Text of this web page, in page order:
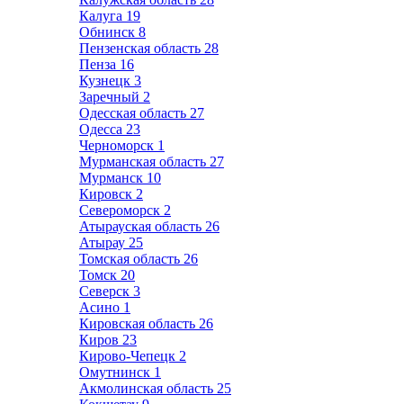
Калуга 19
Обнинск 8
Пензенская область 28
Пенза 16
Кузнецк 3
Заречный 2
Одесская область 27
Одесса 23
Черноморск 1
Мурманская область 27
Мурманск 10
Кировск 2
Североморск 2
Атырауская область 26
Атырау 25
Томская область 26
Томск 20
Северск 3
Асино 1
Кировская область 26
Киров 23
Кирово-Чепецк 2
Омутнинск 1
Акмолинская область 25